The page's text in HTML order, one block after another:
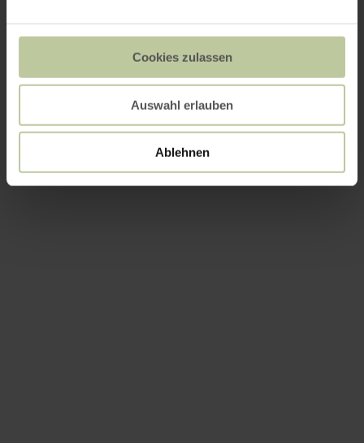
Cookies zulassen
Auswahl erlauben
Ablehnen